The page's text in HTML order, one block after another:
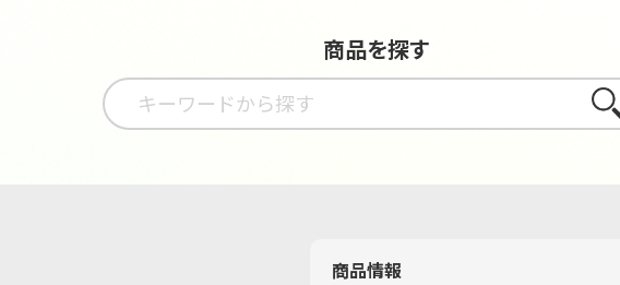
商品を探す
さが
商品情報